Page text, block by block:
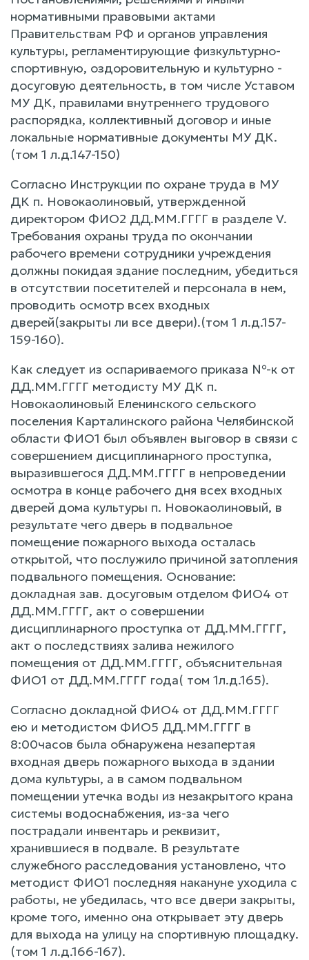
нормативными правовыми актами
Правительствам РФ и органов управления
культуры, регламентирующие физкультурно-
спортивную, оздоровительную и культурно -
досуговую деятельность, в том числе Уставом
МУ ДК, правилами внутреннего трудового
распорядка, коллективный договор и иные
локальные нормативные документы МУ ДК.
(том 1 л.д.147-150)
Согласно Инструкции по охране труда в МУ
ДК п. Новокаолиновый, утвержденной
директором ФИО2 ДД.ММ.ГГГГ в разделе V.
Требования охраны труда по окончании
рабочего времени сотрудники учреждения
должны покидая здание последним, убедиться
в отсутствии посетителей и персонала в нем,
проводить осмотр всех входных
дверей(закрыты ли все двери).(том 1 л.д.157-
159-160).
Как следует из оспариваемого приказа №-к от
ДД.ММ.ГГГГ методисту МУ ДК п.
Новокаолиновый Еленинского сельского
поселения Карталинского района Челябинской
области ФИО1 был объявлен выговор в связи с
совершением дисциплинарного проступка,
выразившегося ДД.ММ.ГГГГ в непроведении
осмотра в конце рабочего дня всех входных
дверей дома культуры п. Новокаолиновый, в
результате чего дверь в подвальное
помещение пожарного выхода осталась
открытой, что послужило причиной затопления
подвального помещения. Основание:
докладная зав. досуговым отделом ФИО4 от
ДД.ММ.ГГГГ, акт о совершении
дисциплинарного проступка от ДД.ММ.ГГГГ,
акт о последствиях залива нежилого
помещения от ДД.ММ.ГГГГ, объяснительная
ФИО1 от ДД.ММ.ГГГГ года( том 1л.д.165).
Согласно докладной ФИО4 от ДД.ММ.ГГГГ
ею и методистом ФИО5 ДД.ММ.ГГГГ в
8:00часов была обнаружена незапертая
входная дверь пожарного выхода в здании
дома культуры, а в самом подвальном
помещении утечка воды из незакрытого крана
системы водоснабжения, из-за чего
пострадали инвентарь и реквизит,
хранившиеся в подвале. В результате
служебного расследования установлено, что
методист ФИО1 последняя накануне уходила с
работы, не убедилась, что все двери закрыты,
кроме того, именно она открывает эту дверь
для выхода на улицу на спортивную площадку.
(том 1 л.д.166-167).